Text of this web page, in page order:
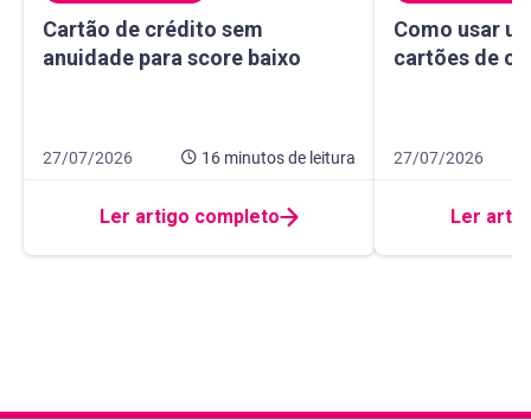
Cartão de crédito sem
anuidade para score baixo
Cartão de crédito sem anuidade para score baixo
Data de publicação 27 de julho de 2026
27/07/2026 16 minutosde leitura
16 minutos de leitura
Ler artigo completo
Como usar
cartões de
Como usar um
Data de
27/07/2026
10 minutos de
Ler